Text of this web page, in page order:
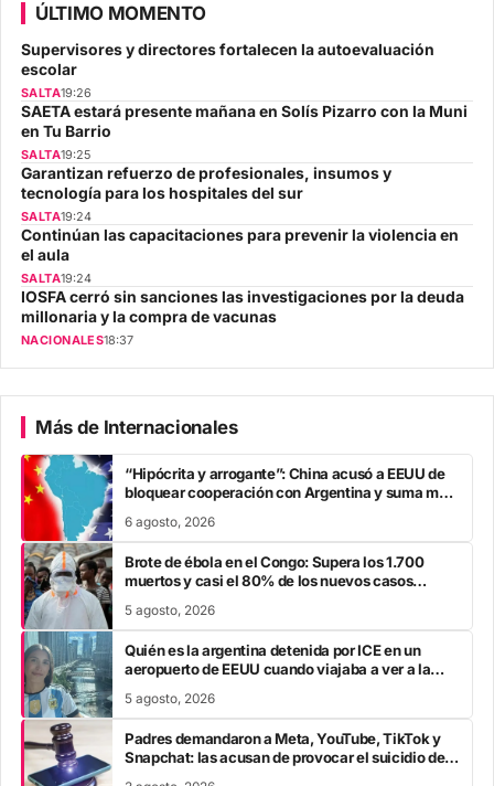
ÚLTIMO MOMENTO
Supervisores y directores fortalecen la autoevaluación
escolar
SALTA19:26
SAETA estará presente mañana en Solís Pizarro con la Muni
en Tu Barrio
SALTA19:25
Garantizan refuerzo de profesionales, insumos y
tecnología para los hospitales del sur
SALTA19:24
Continúan las capacitaciones para prevenir la violencia en
el aula
SALTA19:24
IOSFA cerró sin sanciones las investigaciones por la deuda
millonaria y la compra de vacunas
NACIONALES18:37
Más de Internacionales
“Hipócrita y arrogante”: China acusó a EEUU de
bloquear cooperación con Argentina y suma mas
6 agosto, 2026
Brote de ébola en el Congo: Supera los 1.700
muertos y casi el 80% de los nuevos casos
5 agosto, 2026
Quién es la argentina detenida por ICE en un
aeropuerto de EEUU cuando viajaba a ver a la
5 agosto, 2026
Padres demandaron a Meta, YouTube, TikTok y
Snapchat: las acusan de provocar el suicidio de